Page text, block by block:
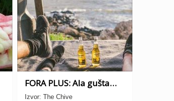
FORA PLUS: Ala gušta…
Izvor: The Chive